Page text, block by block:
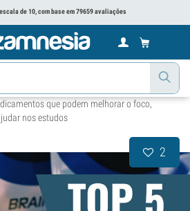
de 10, com base em 79659 avaliações
que podem melhorar o foco,
nos estudos
2